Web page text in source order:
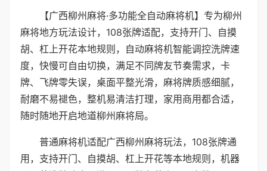
【广西柳州麻将·多功能全自动麻将机】专为柳州
麻将地方玩法设计，108张牌适配，支持开门、自摸
胡、杠上开花本地规则，自动麻将机智能调控洗牌速
度，快慢可自由切换，满足不同牌友节奏需求，卡
牌、飞牌零失误，桌面平整光滑，麻将牌质感细腻，
耐磨不易褪色，整机易清洁打理，家用商用都合适，
随时随地开启地道柳州麻将局。
普通麻将机适配广西柳州麻将玩法，108张牌通
用，支持开门、自摸胡、杠上开花等本地规则，机器